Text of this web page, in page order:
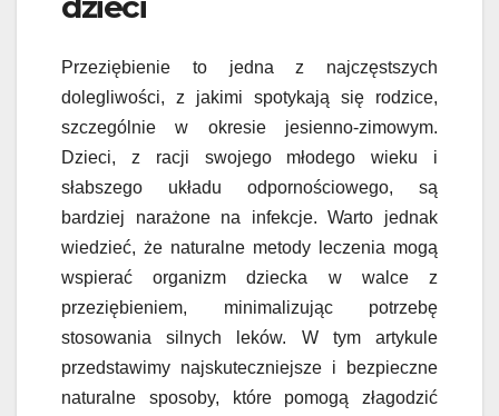
Przeziębienie to jedna z najczęstszych
dolegliwości, z jakimi spotykają się rodzice,
szczególnie w okresie jesienno-zimowym.
Dzieci, z racji swojego młodego wieku i
słabszego układu odpornościowego, są
bardziej narażone na infekcje. Warto jednak
wiedzieć, że naturalne metody leczenia mogą
wspierać organizm dziecka w walce z
przeziębieniem, minimalizując potrzebę
stosowania silnych leków. W tym artykule
przedstawimy najskuteczniejsze i bezpieczne
naturalne sposoby, które pomogą złagodzić